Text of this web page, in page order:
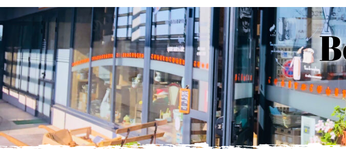
Boulangerie
Boissons
Cave à vins – Bières – Apérotime
Céréales – Graines – Fruits secs
Conserves
Cosmétiques
Conserves
Cosmétiques
Crèmerie – Charcutaille
Epices et condiments
Farines
Fruits et légumes (Paniers)
Gourmandises sucrées
Hygiène